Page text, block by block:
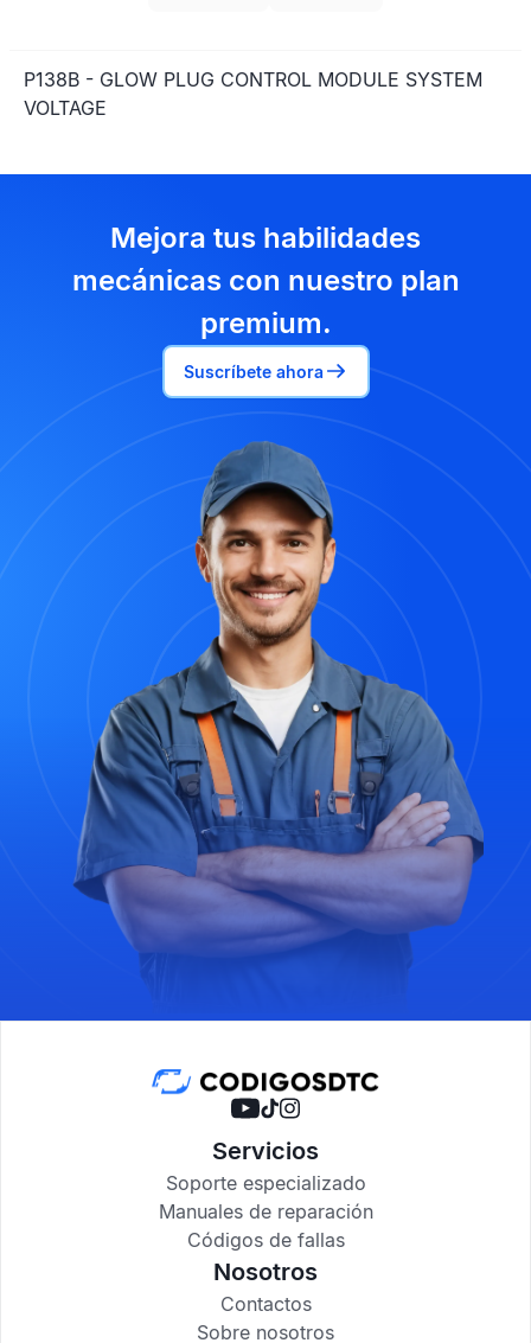
P138B - GLOW PLUG CONTROL MODULE SYSTEM
VOLTAGE
Mejora tus habilidades
mecánicas con nuestro plan
premium.
Suscríbete ahora
Servicios
Soporte especializado
Manuales de reparación
Códigos de fallas
Nosotros
Contactos
Sobre nosotros